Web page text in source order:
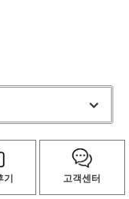
고객센터